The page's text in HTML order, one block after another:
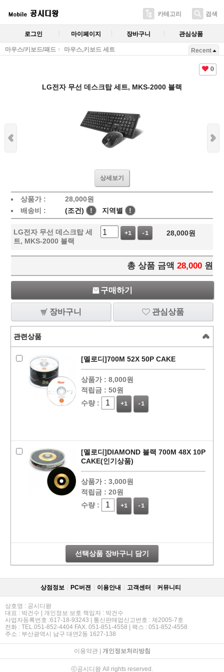
카테고리 검색
로그인 마이페이지 장바구니 관심상품
마우스/키보드/패드 마우스,키보드 세트 Recent
0
LG전자 무선 데스크탑 세트, MKS-2000 블랙
상세보기
상품가 : 28,000원
배송비 :
(조건) ! 지역별 !
LG전자 무선 데스크탑 세
트, MKS-2000 블랙
+1 -1 28,000원
총 상품 금액 28,000 원
구매하기
장바구니 관심상품
관련상품
[멜로디]700M 52X 50P CAKE
상품가 : 8,000원
적립금 : 50원
수량 :
+1 -1
[멜로디]DIAMOND 블랙 700M 48X 10P
CAKE(인기상품)
상품가 : 3,000원
적립금 : 20원
수량 :
+1 -1
선택상품 장바구니 담기
상점정보 PC버젼 이용안내 고객센터 커뮤니티
상호명 : 공시디왕
대표 : 박건수 | 개인정보 보호 책임자 : 박건수
사업자등록번호 :617-18-93243 | 통신판매업신고번호 : 제2005-7호
전화 : TEL.051-852-4404 FAX. 051-851-4558 | 팩스 : 051-852-4558
주소 : 부산광역시 남구 대연2동 1627-138
이용약관| 개인정보처리방침
ⓒ공시디왕 All rights reserved.